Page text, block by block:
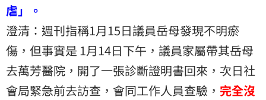
虐」。
澄清：週刊指稱1月15日議員岳母發現不明瘀
傷，但事實是 1月14日下午，議員家屬帶其岳母
去萬芳醫院，開了一張診斷證明書回來，次日社
會局緊急前去訪查，會同工作人員查驗， 完全沒